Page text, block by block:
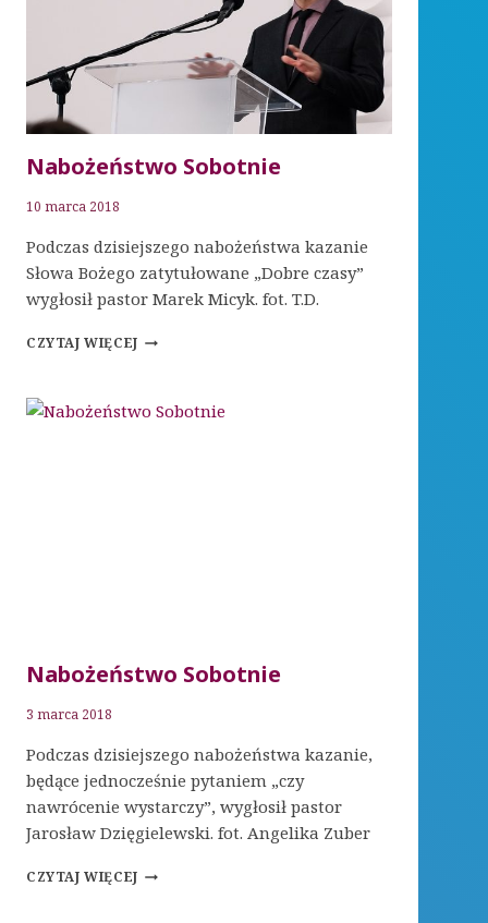
Nabożeństwo Sobotnie
10 marca 2018
Podczas dzisiejszego nabożeństwa kazanie
Słowa Bożego zatytułowane „Dobre czasy”
wygłosił pastor Marek Micyk. fot. T.D.
CZYTAJ WIĘCEJNABOŻEŃSTWO
Nabożeństwo Sobotnie
3 marca 2018
Podczas dzisiejszego nabożeństwa kazanie,
będące jednocześnie pytaniem „czy
nawrócenie wystarczy”, wygłosił pastor
Jarosław Dzięgielewski. fot. Angelika Zuber
CZYTAJ WIĘCEJNABOŻEŃSTWO